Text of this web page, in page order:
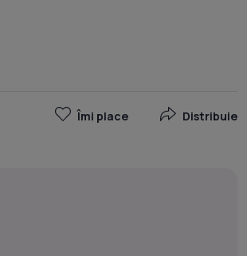
Îmi place Distribuie